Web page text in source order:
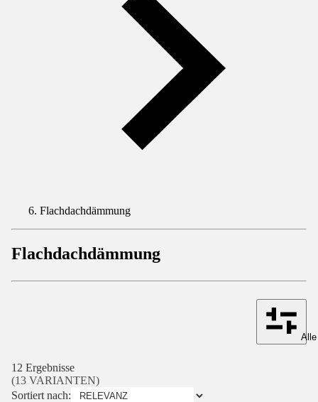
Flachdachdämmung
Flachdachdämmung
12 Ergebnisse
(13 VARIANTEN)
Sortiert nach: